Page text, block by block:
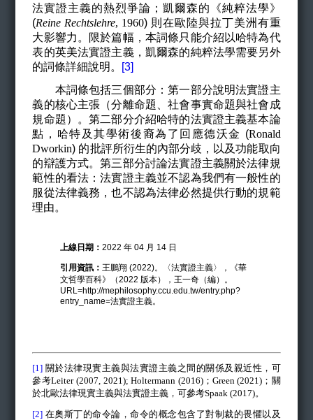
法實證主義的熱烈爭論；凱爾森的《純粹法學》
(Reine Rechtslehre, 1960) 則在歐陸與拉丁美洲有重
大影響力。限於篇幅，本詞條只能介紹以哈特為代
表的英美法實證主義，凱爾森的純粹法學需要另外
的詞條詳細說明。 [3]
本詞條包括三個部分：第一部分說明法實證主
義的核心主張（分離命題、社會事實命題與社會成
規命題）。第二部分介紹哈特的法實證主義基本論
點，哈特及其學術後裔為了回應德沃金 (Ronald
Dworkin) 的批評所衍生的內部分歧，以及功能取向
的辯護方式。第三部分討論法實證主義關於法律規
範性的看法：法實證主義並不認為我們有一般性的
服從法律義務，也不認為法律必然提供行動的規範
理由。
上線日期：2022 年 04 月 14 日
引用資訊：王鵬翔 (2022)。〈法實證主義〉，《華
文哲學百科》（2022 版本），王一奇（編）。
URL=http://mephilosophy.ccu.edu.tw/entry.php?
entry_name=法實證主義。
[1] 關於法律現實主義與法實證主義之間的關係及親近性，可
參考Leiter (2007, 2021); Holtermann (2016)； Green (2021) ；關
於北歐法律現實主義與法實證主義，可參考Spaak (2017)。
[2] 在奧斯丁的命令論，命令的概念包含了對制裁的畏懼以及